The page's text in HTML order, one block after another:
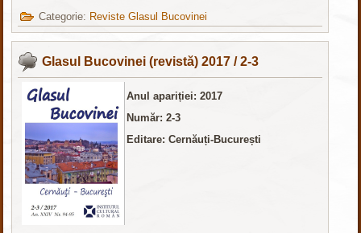
Categorie: Reviste Glasul Bucovinei
Glasul Bucovinei (revistă) 2017 / 2-3
Anul apariției: 2017
Număr: 2-3
Editare: Cernăuți-București